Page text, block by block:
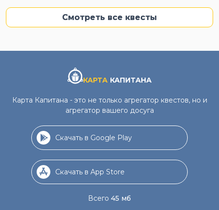
Смотреть все квесты
КАРТА КАПИТАНА
Карта Капитана - это не только агрегатор квестов, но и
агрегатор вашего досуга
Скачать в Google Play
Скачать в App Store
Всего 45 мб